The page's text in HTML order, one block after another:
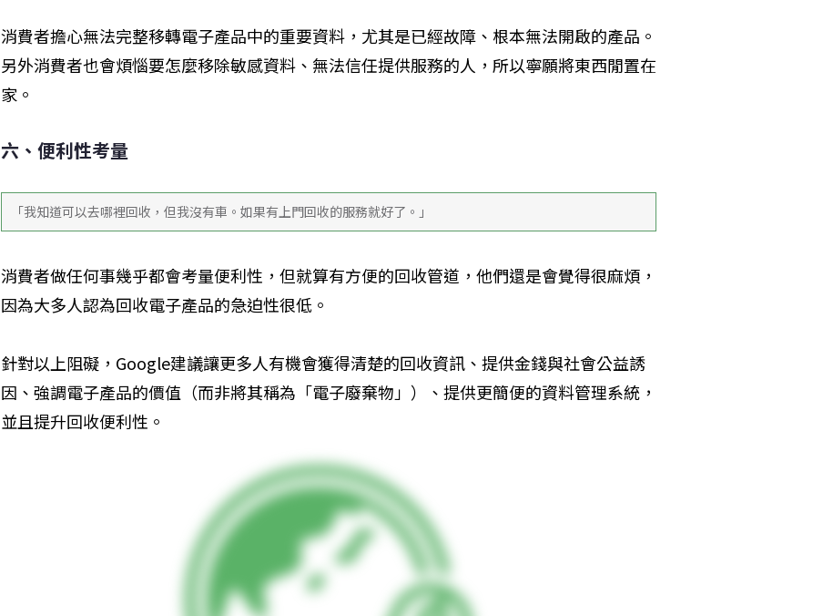
消費者擔心無法完整移轉電子產品中的重要資料，尤其是已經故障、根本無法開啟的產品。
另外消費者也會煩惱要怎麼移除敏感資料、無法信任提供服務的人，所以寧願將東西閒置在
家。
六、便利性考量
「我知道可以去哪裡回收，但我沒有車。如果有上門回收的服務就好了。」
消費者做任何事幾乎都會考量便利性，但就算有方便的回收管道，他們還是會覺得很麻煩，
因為大多人認為回收電子產品的急迫性很低。
針對以上阻礙，Google建議讓更多人有機會獲得清楚的回收資訊、提供金錢與社會公益誘
因、強調電子產品的價值（而非將其稱為「電子廢棄物」）、提供更簡便的資料管理系統，
並且提升回收便利性。